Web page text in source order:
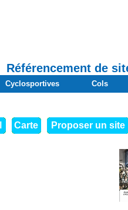
Référencement de
Cyclosportives Cols
Carte Proposer un site